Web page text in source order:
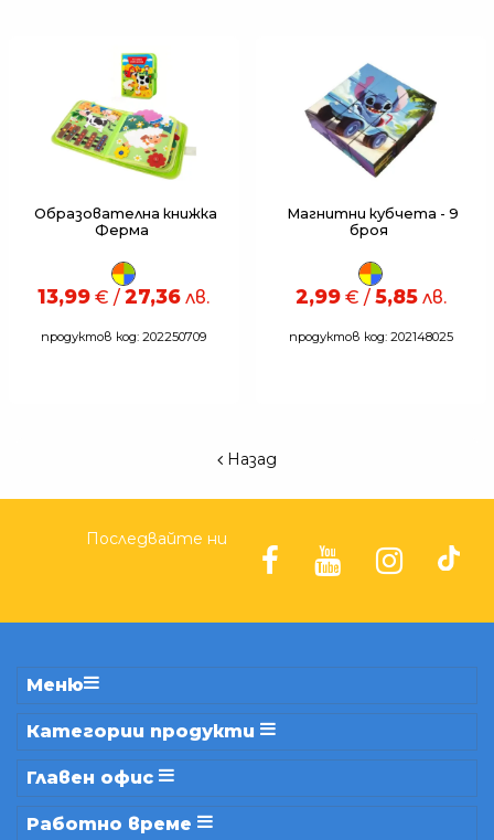
Образователна книжка
Ферма
13,99 € / 27,36 лв.
продуктов код: 202250709
Магнитни кубчета - 9
броя
2,99€ / 5,85лв.
продуктов код: 202148025
Назад
Последвайте ни
Меню
Категории продукти
Главен офис
Работно време